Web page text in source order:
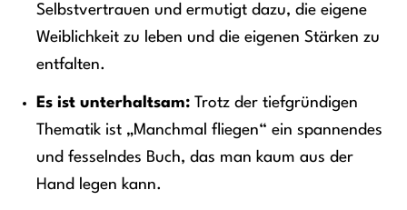
Selbstvertrauen und ermutigt dazu, die eigene
Weiblichkeit zu leben und die eigenen Stärken zu
entfalten.
Es ist unterhaltsam:Trotz der tiefgründigen
Thematik ist „Manchmal fliegen“ ein spannendes
und fesselndes Buch, das man kaum aus der
Hand legen kann.